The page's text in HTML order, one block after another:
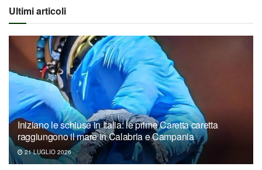
Ultimi articoli
Iniziano le schiuse in Italia: le prime Caretta caretta
raggiungono il mare in Calabria e Campania
21 LUGLIO 2026